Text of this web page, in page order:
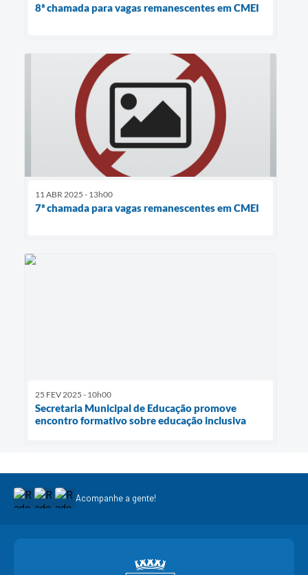
8ª chamada para vagas remanescentes em CMEI
11 ABR 2025 - 13h00
7ª chamada para vagas remanescentes em CMEI
25 FEV 2025 - 10h00
Secretaria Municipal de Educação promove
encontro formativo sobre educação inclusiva
Acompanhe a gente!